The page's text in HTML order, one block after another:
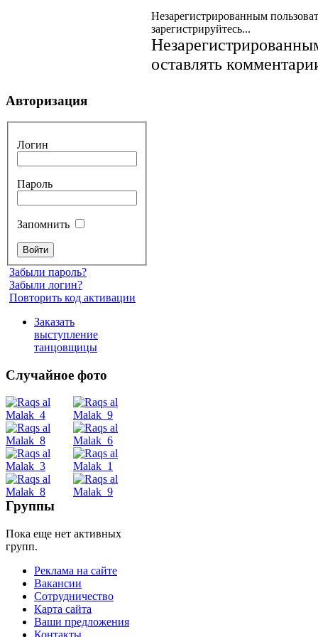
Незарегистрированным
зарегистрируйтесь...
оставлять
Авторизация
Логин
Пароль
Запомнить
Забыли пароль?
Забыли логин?
Повторить код активации
Заказать
выступление
танцовщицы
Случайное фото
Группы
Пока еще нет активных
групп.
Реклама на сайте
Вакансии
Сотрудничество
Карта сайта
Ваши предложения
Контакты